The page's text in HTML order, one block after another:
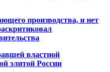
производства, и нет
властной
элитой России